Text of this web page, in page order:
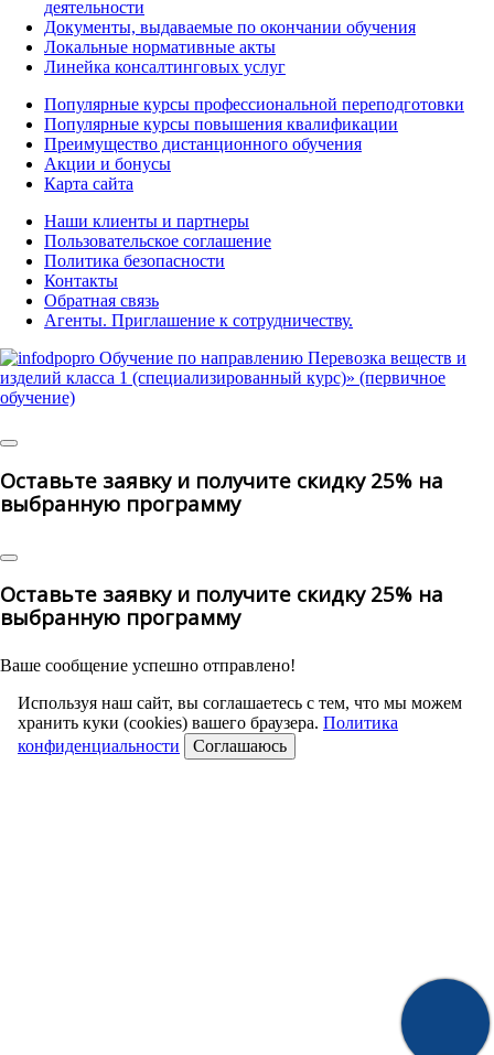
деятельности
Документы, выдаваемые по окончании обучения
Локальные нормативные акты
Линейка консалтинговых услуг
Популярные курсы профессиональной переподготовки
Популярные курсы повышения квалификации
Преимущество дистанционного обучения
Акции и бонусы
Карта сайта
Наши клиенты и партнеры
Пользовательское соглашение
Политика безопасности
Контакты
Обратная связь
Агенты. Приглашение к сотрудничеству.
Оставьте заявку и получите скидку 25% на
выбранную программу
Оставьте заявку и получите скидку 25% на
выбранную программу
Ваше сообщение успешно отправлено!
Используя наш сайт, вы соглашаетесь с тем, что мы можем
хранить куки (cookies) вашего браузера. Политика
конфиденциальности
Соглашаюсь